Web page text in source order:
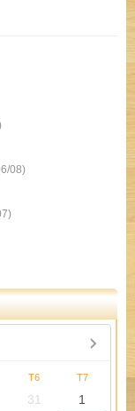
08)
T6 T7
31
1